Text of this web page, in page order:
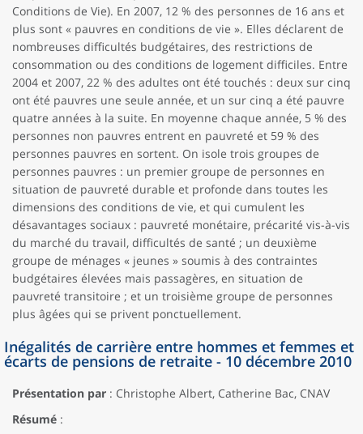
Conditions de Vie). En 2007, 12 % des personnes de 16 ans et
plus sont « pauvres en conditions de vie ». Elles déclarent de
nombreuses difficultés budgétaires, des restrictions de
consommation ou des conditions de logement difficiles. Entre
2004 et 2007, 22 % des adultes ont été touchés : deux sur cinq
ont été pauvres une seule année, et un sur cinq a été pauvre
quatre années à la suite. En moyenne chaque année, 5 % des
personnes non pauvres entrent en pauvreté et 59 % des
personnes pauvres en sortent. On isole trois groupes de
personnes pauvres : un premier groupe de personnes en
situation de pauvreté durable et profonde dans toutes les
dimensions des conditions de vie, et qui cumulent les
désavantages sociaux : pauvreté monétaire, précarité vis-à-vis
du marché du travail, difficultés de santé ; un deuxième
groupe de ménages « jeunes » soumis à des contraintes
budgétaires élevées mais passagères, en situation de
pauvreté transitoire ; et un troisième groupe de personnes
plus âgées qui se privent ponctuellement.
Inégalités de carrière entre hommes et femmes et
écarts de pensions de retraite - 10 décembre 2010
Présentation par : Christophe Albert, Catherine Bac, CNAV
Résumé :